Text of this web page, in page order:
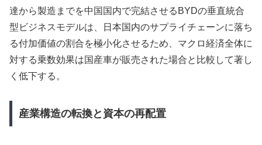
達から製造までを中国国内で完結させるBYDの垂直統合
型ビジネスモデルは、日本国内のサプライチェーンに落ち
る付加価値の割合を極小化させるため、マクロ経済全体に
対する乗数効果は国産車が販売された場合と比較して著し
く低下する。
産業構造の転換と資本の再配置